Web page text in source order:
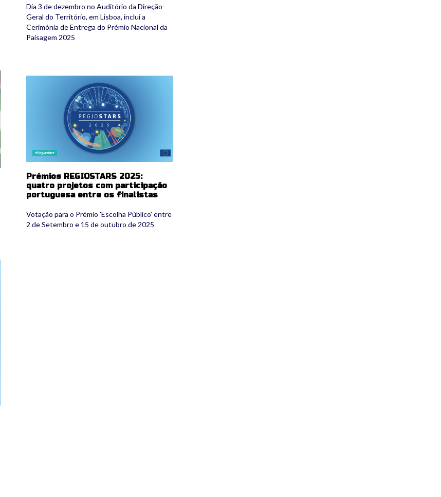
Dia 3 de dezembro no Auditório da Direção-
Geral do Território, em Lisboa, inclui a
Cerimónia de Entrega do Prémio Nacional da
Paisagem 2025
Prémios REGIOSTARS 2025:
quatro projetos com participação
portuguesa entre os finalistas
Votação para o Prémio 'Escolha Público' entre
2 de Setembro e 15 de outubro de 2025